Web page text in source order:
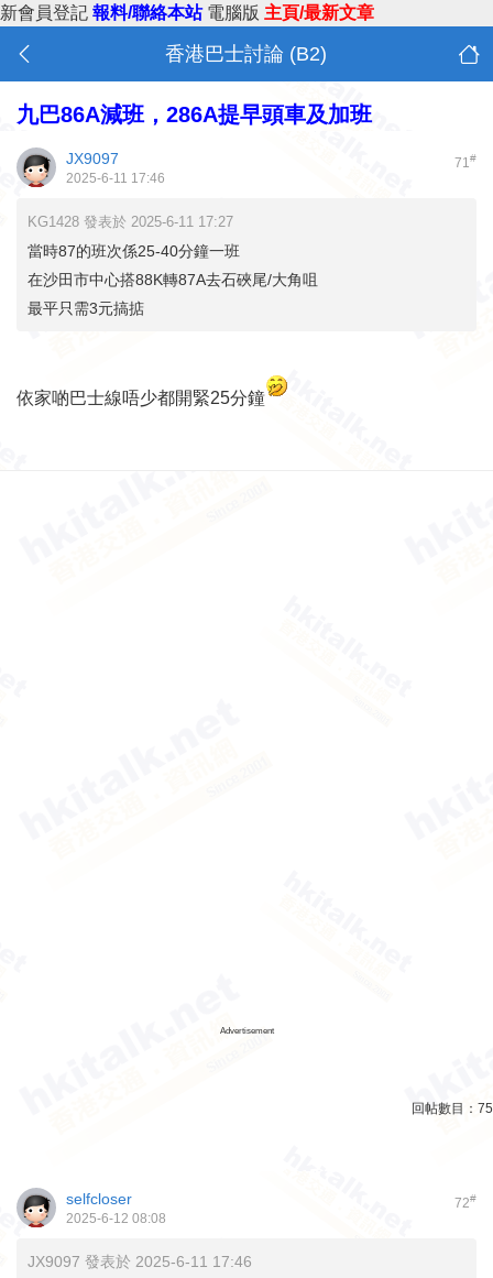
新會員登記 報料/聯絡本站 電腦版 主頁/最新文章
香港巴士討論 (B2)
九巴86A減班，286A提早頭車及加班
71#
JX9097
2025-6-11 17:46
KG1428 發表於 2025-6-11 17:27
當時87的班次係25-40分鐘一班
在沙田市中心搭88K轉87A去石硤尾/大角咀
最平只需3元搞掂
依家啲巴士線唔少都開緊25分鐘
Advertisement
回帖數目： 75
72#
selfcloser
2025-6-12 08:08
JX9097 發表於 2025-6-11 17:46